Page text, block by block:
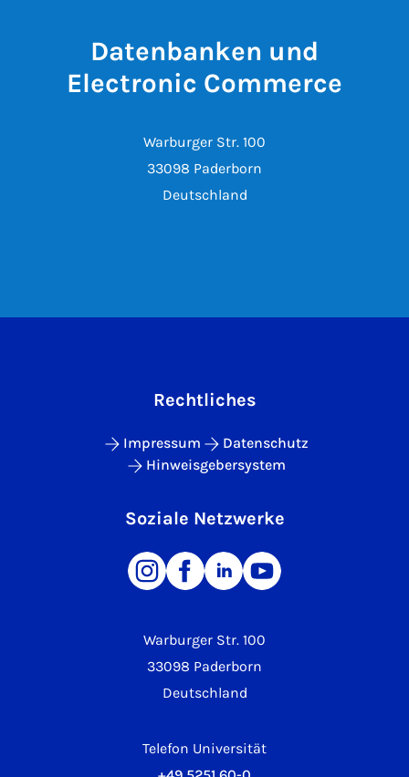
Datenbanken und
Electronic Commerce
Warburger Str. 100
33098 Paderborn
Deutschland
Warburger Str. 100
33098 Paderborn
Deutschland
Telefon Universität
Rechtliches
Impressum
Datenschutz
Hinweisgebersystem
Soziale Netzwerke